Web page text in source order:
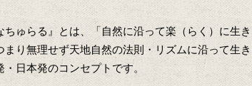
ちゅらる』とは、「自然に沿って楽（らく）に生
まり無理せず天地自然の法則・リズムに沿って生
・日本発のコンセプトです。